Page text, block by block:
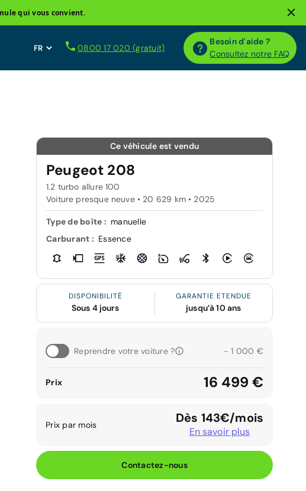
qui vous convient.
0800 17 020 (gratuit)
Besoin d'aide ?
Consultez notre FAQ
Ce véhicule est vendu
Peugeot 208
1.2 turbo allure 100
Voiture presque neuve • 20 629 km • 2025
Type de boîte : manuelle
Carburant : Essence
DISPONIBILITÉ
Sous 4 jours
GARANTIE ETENDUE
jusqu’à 10 ans
Reprendre votre voiture ? - 1 000 €
Prix 16 499 €
Prix par mois Dès 143€/mois
En savoir plus
Contactez-nous